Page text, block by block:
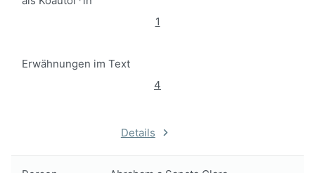
1
Erwähnungen im Text
4
Details